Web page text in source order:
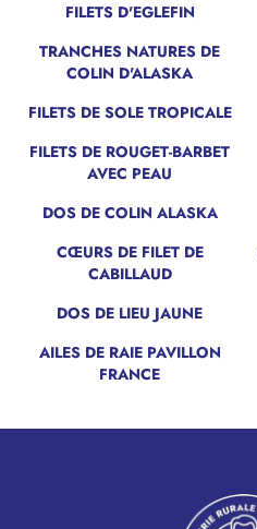
FILETS D'EGLEFIN
TRANCHES NATURES DE
COLIN D'ALASKA
FILETS DE SOLE TROPICALE
FILETS DE ROUGET-BARBET
AVEC PEAU
DOS DE COLIN ALASKA
CŒURS DE FILET DE
CABILLAUD
DOS DE LIEU JAUNE
AILES DE RAIE PAVILLON
FRANCE